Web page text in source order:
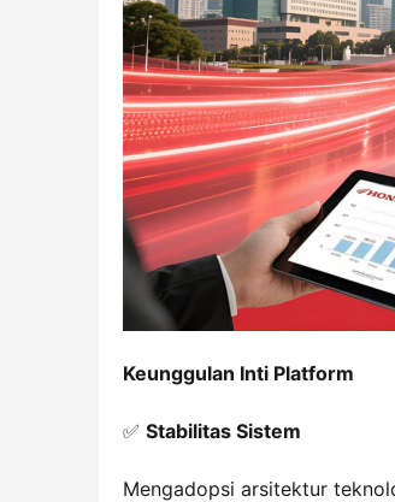
Keunggulan Inti Platform
✅ Stabilitas Sistem
Mengadopsi arsitektur